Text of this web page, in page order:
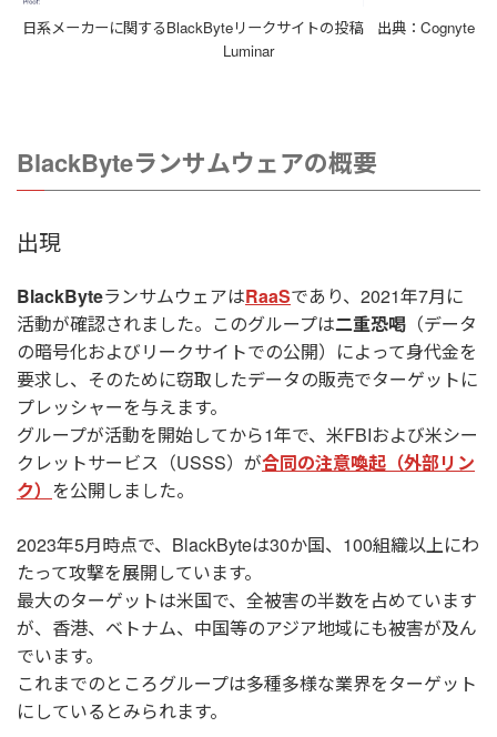
日系メーカーに関するBlackByteリークサイトの投稿 出典：Cognyte
Luminar
BlackByteランサムウェアの概要
出現
BlackByteランサムウェアはRaaSであり、2021年7月に
活動が確認されました。このグループは二重恐喝 （データ
の暗号化およびリークサイトでの公開）によって身代金を
要求し、そのために窃取したデータの販売でターゲットに
プレッシャーを与えます。
グループが活動を開始してから1年で、米FBIおよび米シー
クレットサービス（USSS）が合同の注意喚起（外部リン
ク） を公開しました。
2023年5月時点で、BlackByteは30か国、100組織以上にわ
たって攻撃を展開しています。
最大のターゲットは米国で、全被害の半数を占めています
が、香港、ベトナム、中国等のアジア地域にも被害が及ん
でいます。
これまでのところグループは多種多様な業界をターゲット
にしているとみられます。